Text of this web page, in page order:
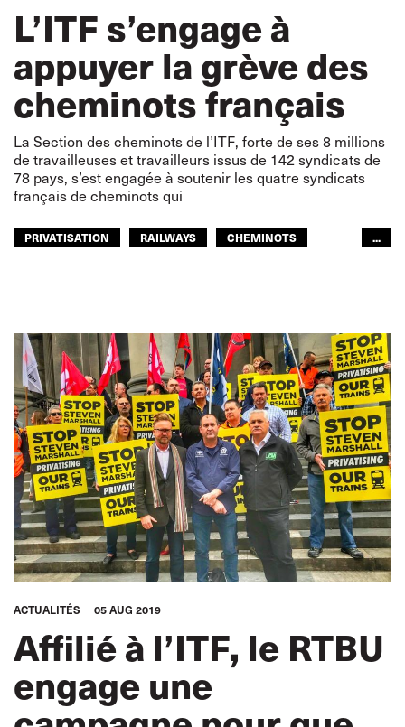
L’ITF s’engage à
appuyer la grève des
cheminots français
La Section des cheminots de l’ITF, forte de ses 8 millions
de travailleuses et travailleurs issus de 142 syndicats de
78 pays, s’est engagée à soutenir les quatre syndicats
français de cheminots qui
PRIVATISATION RAILWAYS
CHEMINOTS
...
ACTUALITÉS 05 AUG 2019
Affilié à l’ITF, le RTBU
engage une